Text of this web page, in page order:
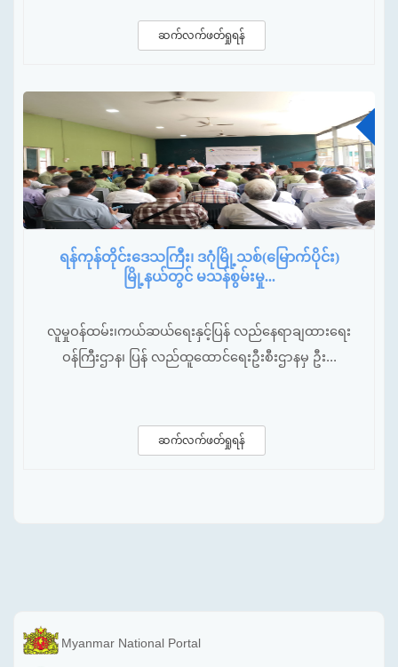
ဆက်လက်ဖတ်ရှုရန်
ရန်ကုန်တိုင်းဒေသကြီး၊ ဒဂုံမြို့သစ်(မြောက်ပိုင်း)
မြို့နယ်တွင် မသန်စွမ်းမှု...
လူမှုဝန်ထမ်း၊ကယ်ဆယ်ရေးနှင့်ပြန် လည်နေရာချထားရေး
ဝန်ကြီးဌာန၊ ပြန် လည်ထူထောင်ရေးဦးစီးဌာနမှ ဦး...
ဆက်လက်ဖတ်ရှုရန်
Myanmar National Portal